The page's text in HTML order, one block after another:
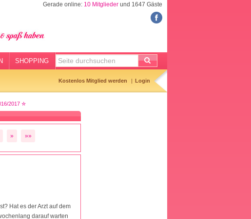
Gerade online: 10 Mitglieder und 1647 Gäste
SHOPPING
Kostenlos Mitglied werden Login
2017 ✮
» »»
Hat es der Arzt auf dem
darauf warten